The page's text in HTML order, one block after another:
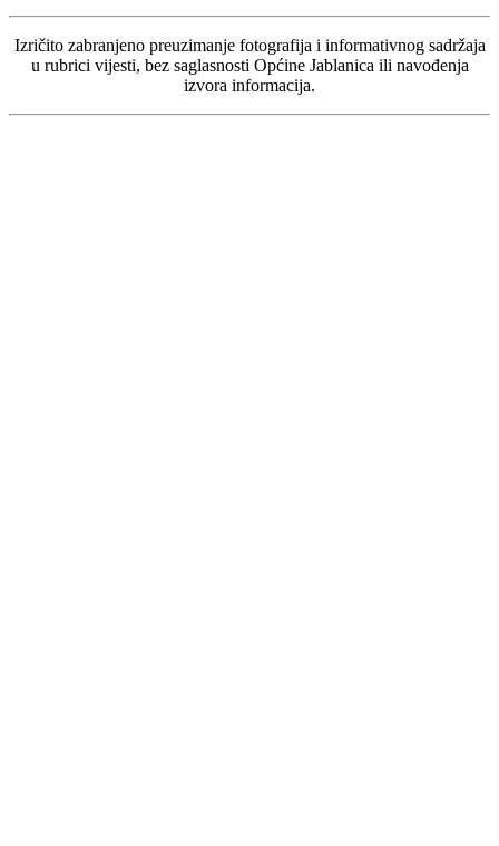
Izričito zabranjeno preuzimanje fotografija i informativnog sadržaja
u rubrici vijesti, bez saglasnosti Općine Jablanica ili navođenja
izvora informacija.